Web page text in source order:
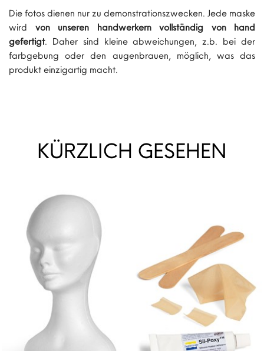
Die fotos dienen nur zu demonstrationszwecken. Jede maske
wird von unseren handwerkern vollständig von hand
gefertigt. Daher sind kleine abweichungen, z.b. bei der
farbgebung oder den augenbrauen, möglich, was das
produkt einzigartig macht.
KÜRZLICH GESEHEN